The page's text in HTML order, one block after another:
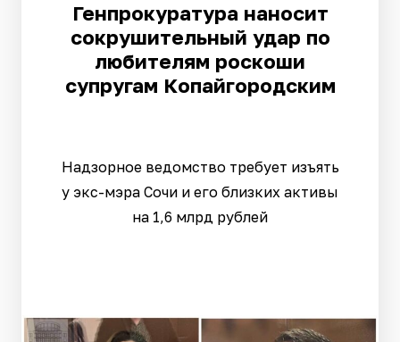
Генпрокуратура наносит
сокрушительный удар по
любителям роскоши
супругам Копайгородским
Надзорное ведомство требует изъять
у экс-мэра Сочи и его близких активы
на 1,6 млрд рублей